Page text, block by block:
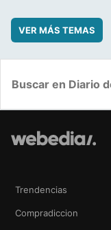
VER MÁS TEMAS
Trendencias
Compradiccion